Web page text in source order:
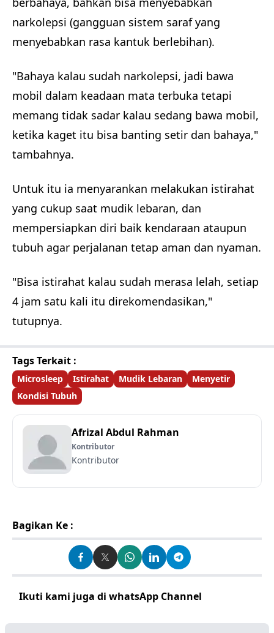
narkolepsi (gangguan sistem saraf yang
menyebabkan rasa kantuk berlebihan).
"Bahaya kalau sudah narkolepsi, jadi bawa
mobil dalam keadaan mata terbuka tetapi
memang tidak sadar kalau sedang bawa mobil,
ketika kaget itu bisa banting setir dan bahaya,"
tambahnya.
Untuk itu ia menyarankan melakukan istirahat
yang cukup saat mudik lebaran, dan
mempersiapkan diri baik kendaraan ataupun
tubuh agar perjalanan tetap aman dan nyaman.
"Bisa istirahat kalau sudah merasa lelah, setiap
4 jam satu kali itu direkomendasikan,"
tutupnya.
Tags Terkait :
Microsleep Istirahat Mudik Lebaran
Menyetir
Kondisi Tubuh
Afrizal Abdul Rahman
Kontributor
Kontributor
Bagikan Ke :
Ikuti kami juga di whatsApp Channel